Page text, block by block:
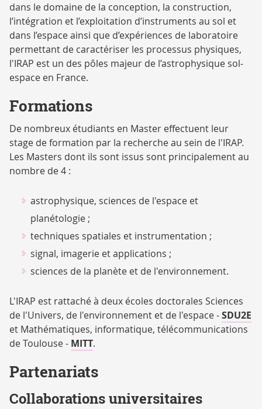
dans le domaine de la conception, la construction,
l’intégration et l’exploitation d’instruments au sol et
dans l’espace ainsi que d’expériences de laboratoire
permettant de caractériser les processus physiques,
l'IRAP est un des pôles majeur de l’astrophysique sol-
espace en France.
Formations
De nombreux étudiants en Master effectuent leur
stage de formation par la recherche au sein de l'IRAP.
Les Masters dont ils sont issus sont principalement au
nombre de 4 :
astrophysique, sciences de l'espace et
planétologie;
techniques spatiales et instrumentation ;
signal, imagerie et applications ;
sciences de la planète et de l'environnement.
L'IRAP est rattaché à deux écoles doctorales Sciences
de l'Univers, de l'environnement et de l'espace -SDU2E
et Mathématiques, informatique, télécommunications
de Toulouse - MITT.
Partenariats
Collaborations universitaires